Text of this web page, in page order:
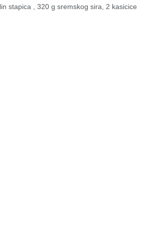
stapica , 320 g sremskog sira, 2 kasicice